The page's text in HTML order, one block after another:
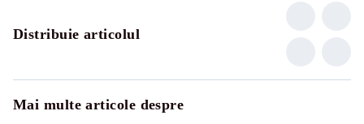
Distribuie articolul
Mai multe articole despre